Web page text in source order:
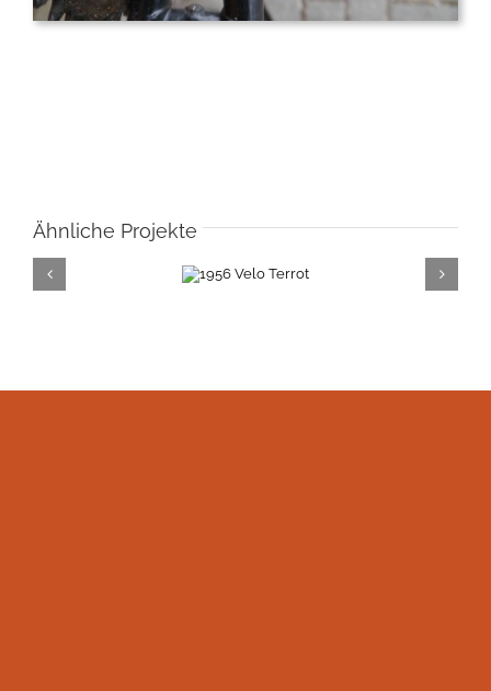
Ähnliche Projekte